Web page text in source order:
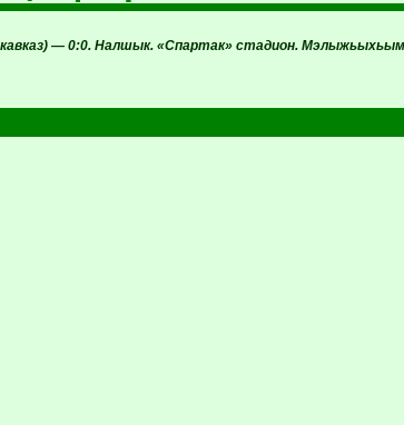
— 0:0. Налшык. «Спартак» стадион.